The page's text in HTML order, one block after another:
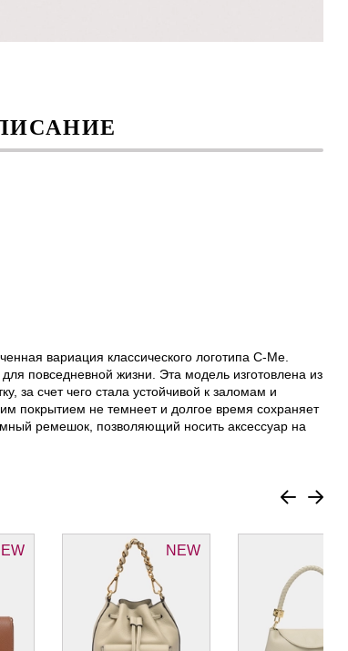
вариация классического логотипа C-Me.
повседневной жизни. Эта модель изготовлена из
за счет чего стала устойчивой к заломам и
покрытием не темнеет и долгое время сохраняет
ремешок, позволяющий носить аксессуар на
NEW